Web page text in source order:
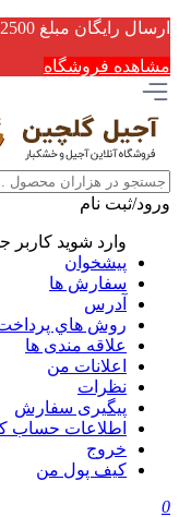
ارسال رایگان مبلغ 2500+ یا مقصدشاهین شهر
مشاهده فروشگاه
ورود/ثبت نام
وارد شوید کاربر
پیشخوان
سفارش ها
آدرس
روش هاي
علاقه مندی ها
اعلانات من
نظرات
پیگیری سفارش
اطلاعات حساب
خروج
کیف پول من
0